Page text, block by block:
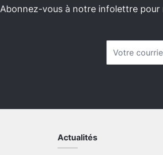
Abonnez-vous à notre infolettre pour
Actualités